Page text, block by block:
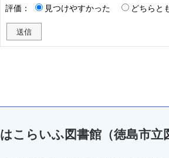
評価：
見つけやすかった どちらと
はこらいふ図書館（徳島市立